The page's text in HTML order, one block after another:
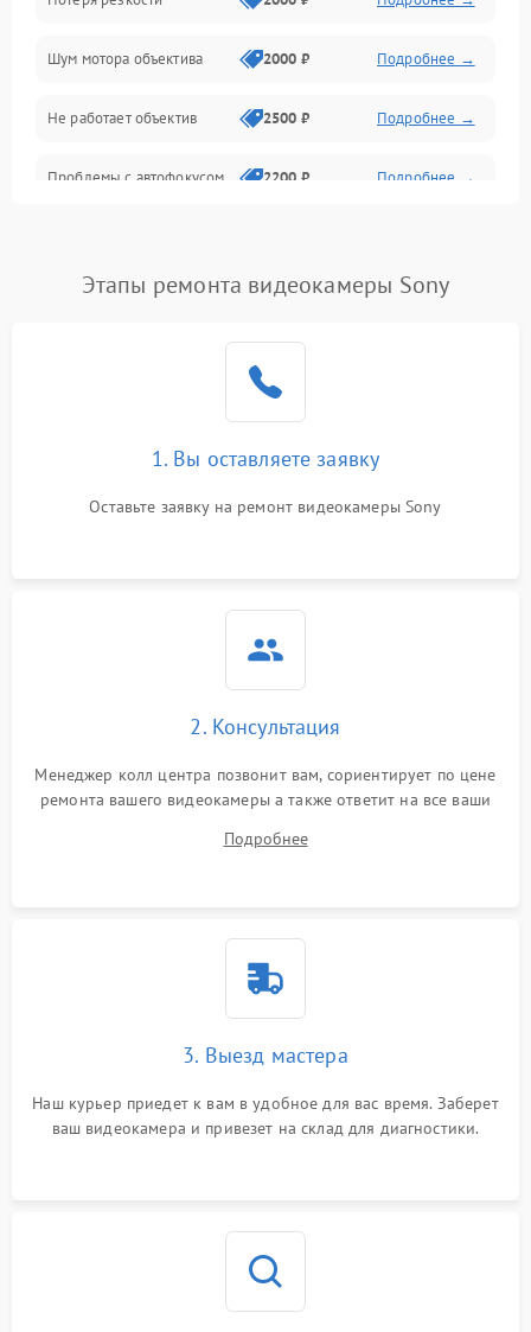
Шум мотора объектива 2000 ₽ Подробнее →
Не работает объектив 2500 ₽ Подробнее →
Проблемы с автофокусом 2200 ₽ Подробнее →
2200 ₽
Не работает стабилизация
2300 ₽ Подробнее →
Этапы ремонта видеокамеры Sony
1. Вы оставляете заявку
Оставьте заявку на ремонт видеокамеры Sony
2. Консультация
Менеджер колл центра позвонит вам, сориентирует по цене
ремонта вашего видеокамеры а также ответит на все ваши
Подробнее
3. Выезд мастера
Наш курьер приедет к вам в удобное для вас время. Заберет
ваш видеокамера и привезет на склад для диагностики.